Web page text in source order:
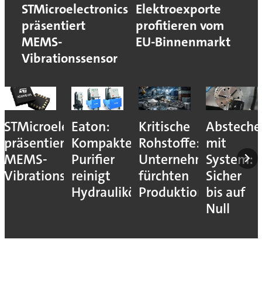
STMicroelectronics
präsentiert
MEMS-
Vibrationssensor
Elektroexporte
profitieren vom
EU-Binnenmarkt
STMicroelectronics
präsentiert
MEMS-
Vibrationssensor
Eaton:
Kompakter
Purifier
reinigt
Hydrauliköle
Kritische
Rohstoffe:
Unternehmen
fürchten
Produktionsstopps
mit
System:
Sicher
bis auf
Null